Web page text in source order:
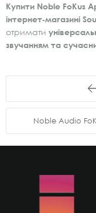
Купити Noble FoKus
інтернет‑магазині
отримати
звучанням та
Noble Audio